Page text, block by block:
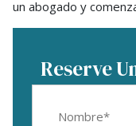
un abogado y
Reserve
Name